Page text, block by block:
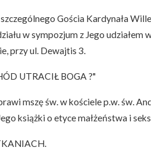
Gościa Kardynała
w sympozjum z Jego udziałem
przy ul. Dewajtis 3.
UTRACIŁ BOGA ?"
mszę św. w kościele p.w. św.
książki o etyce małżeństwa i